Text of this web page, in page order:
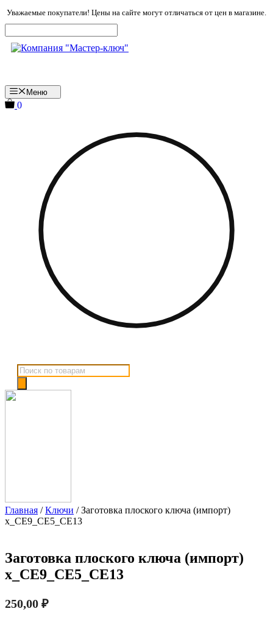
Перейти
к
содержимому
Уважаемые покупатели! Цены на сайте могут отличаться от цен в магазине.
Меню
0
Поиск
товаров
Главная /Ключи / Заготовка плоского ключа (импорт)
x_CE9_CE5_CE13
Заготовка плоского ключа (импорт)
x_CE9_CE5_CE13
250,00 ₽